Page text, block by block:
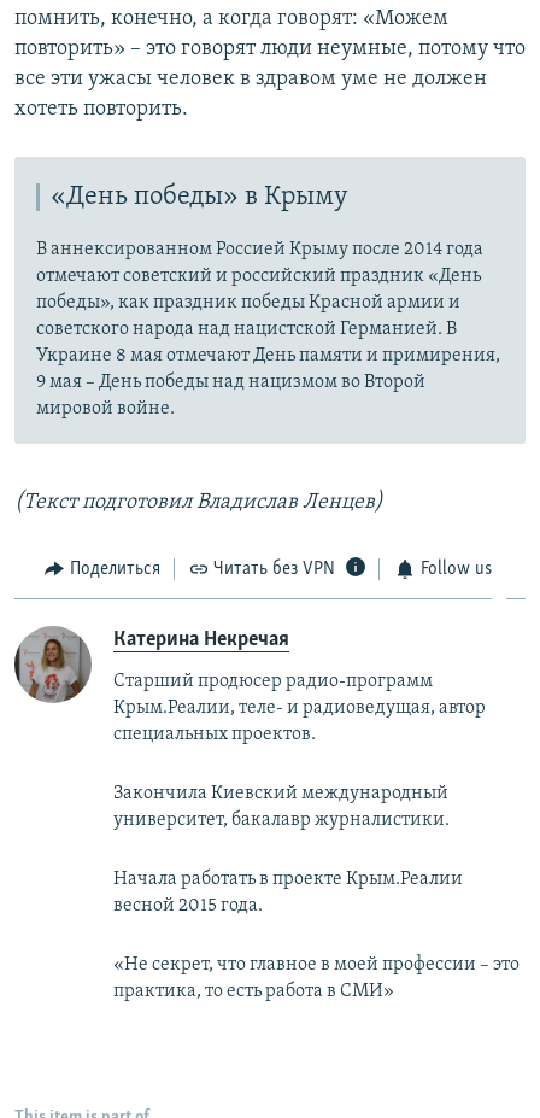
а
й
д
й
д
помнить, конечно, а когда говорят: «Можем
повторить» – это говорят люди неумные, потому что
все эти ужасы человек в здравом уме не должен
хотеть повторить.
«День победы» в Крыму
В аннексированном Россией Крыму после 2014 года
отмечают советский и российский праздник «День
победы», как праздник победы Красной армии и
советского народа над нацистской Германией. В
Украине 8 мая отмечают День памяти и примирения,
9 мая – День победы над нацизмом во Второй
мировой войне.
(Текст подготовил Владислав Ленцев)
Поделиться Читать без VPN Follow us
Катерина Некречая
Старший продюсер радио-программ
Крым.Реалии, теле- и радиоведущая, автор
специальных проектов.
Закончила Киевский международный
университет, бакалавр журналистики.
Начала работать в проекте Крым.Реалии
весной 2015 года.
«Не секрет, что главное в моей профессии – это
практика, то есть работа в СМИ»